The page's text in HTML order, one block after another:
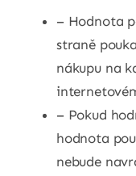
– Hodnota
straně
nákupu na
– Pokud
hodnota
nebude